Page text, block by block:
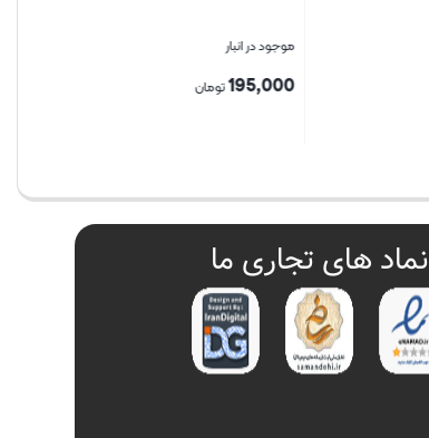
موجود در انبار
195,000تومان
نماد های تجاری ما